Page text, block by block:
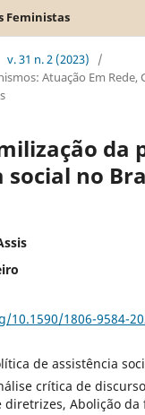
Feministas
v. 31 n. 2 (2023)
/
Atuação Em Rede,
da
social no
1806-9584-
de assistência
crítica de
diretrizes, Abolição da